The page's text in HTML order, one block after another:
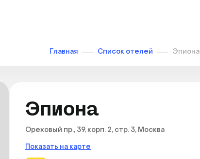
Главная Список отелей Эпиона
Эпиона
Ореховый пр., 39, корп. 2, стр. 3, Москва
Показать на карте